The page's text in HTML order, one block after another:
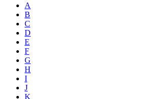
A
B
C
D
E
F
G
H
I
J
K